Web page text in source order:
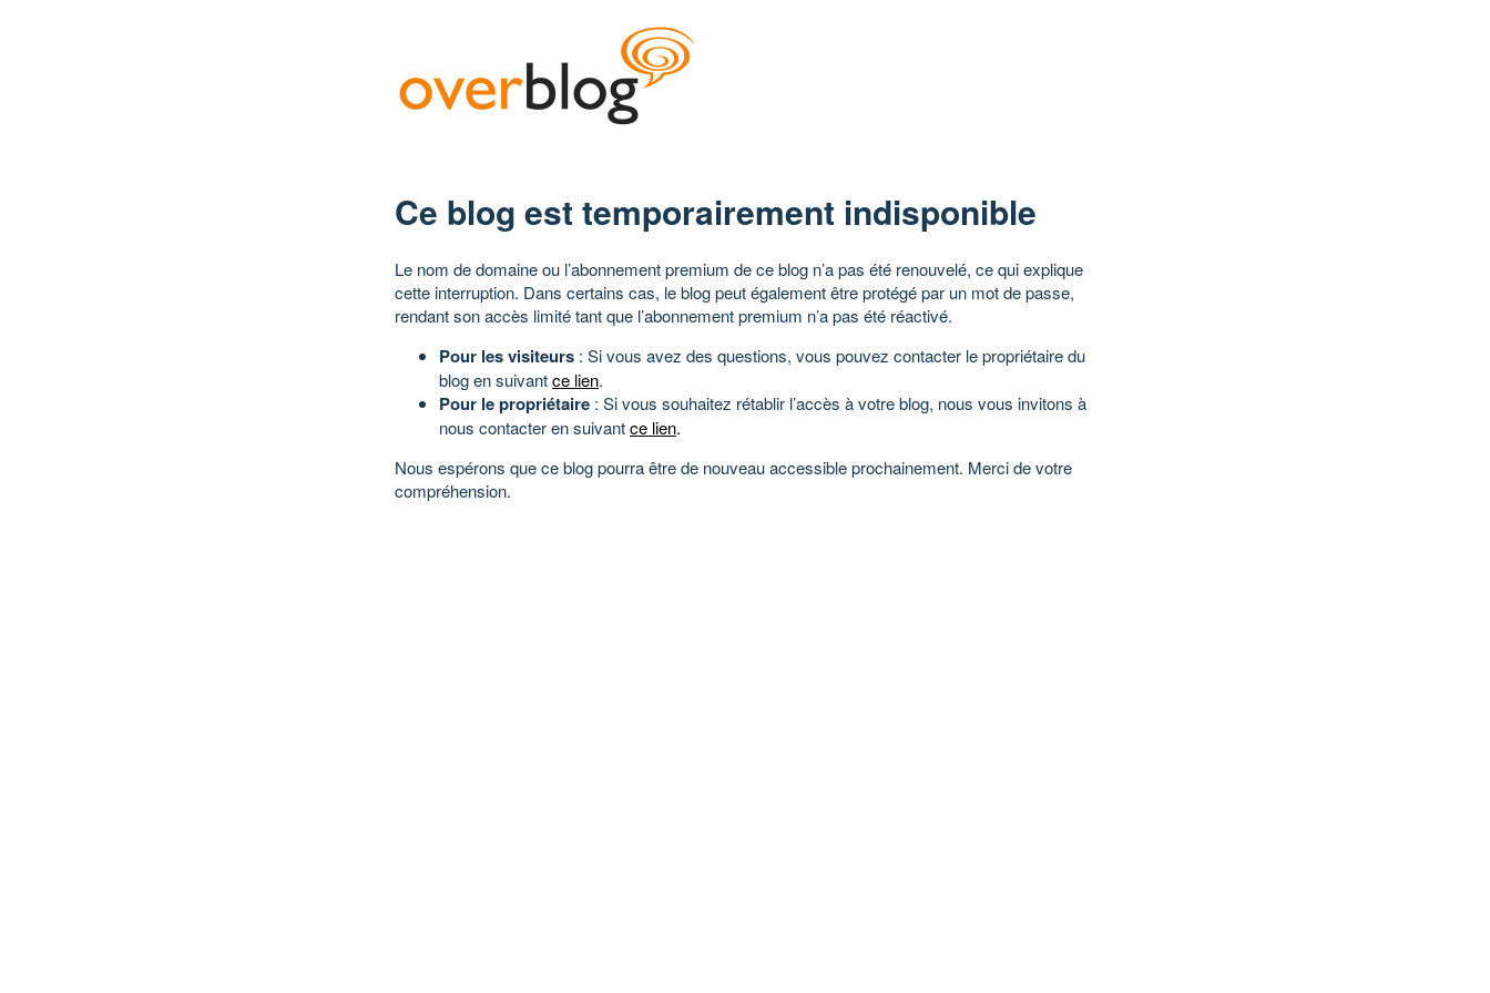
Ce blog est temporairement indisponible
Le nom de domaine ou l’abonnement premium de ce blog n’a pas été renouvelé, ce qui explique
cette interruption. Dans certains cas, le blog peut également être protégé par un mot de passe,
rendant son accès limité tant que l’abonnement premium n’a pas été réactivé.
Pour les visiteurs : Si vous avez des questions, vous pouvez contacter le propriétaire du
blog en suivantce lien.
Pour le propriétaire : Si vous souhaitez rétablir l’accès à votre blog, nous vous invitons à
nous contacter en suivantce lien.
Nous espérons que ce blog pourra être de nouveau accessible prochainement. Merci de votre
compréhension.